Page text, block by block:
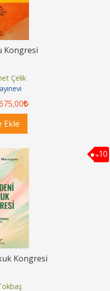
Kongresi
Çelik
,00
Ekle
%10
Kongresi